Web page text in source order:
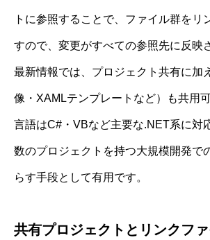
トに参照することで、ファイル群をリ
すので、変更がすべての参照先に反映
最新情報では、プロジェクト共有に加
像・XAMLテンプレートなど）も共用
言語はC#・VBなど主要な.NET系に対
数のプロジェクトを持つ大規模開発で
らす手段として有用です。
共有プロジェクトとリンクフ